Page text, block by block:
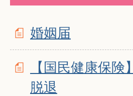
婚姻届
【国民健康保険
脱退